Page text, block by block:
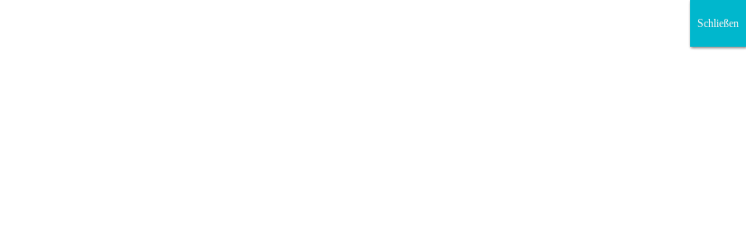
Schließen
Schließen
Schließen